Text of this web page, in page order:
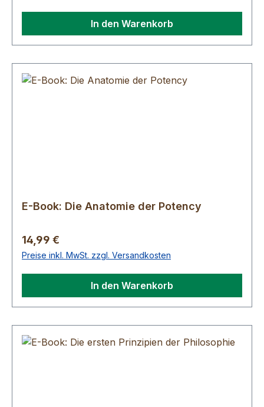
In den Warenkorb
E-Book: Die Anatomie der Potency
Regulärer Preis:
14,99 €
Preise inkl. MwSt. zzgl. Versandkosten
In den Warenkorb